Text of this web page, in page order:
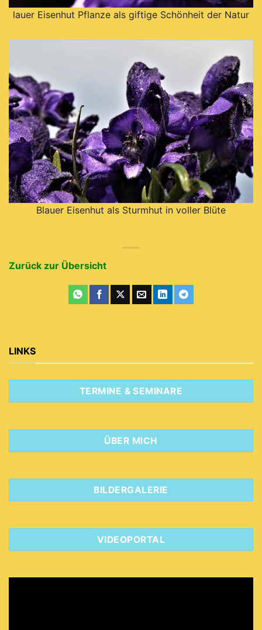
lauer Eisenhut Pflanze als giftige Schönheit der Natur
Blauer Eisenhut als Sturmhut in voller Blüte
Zurück zur Übersicht
LINKS
TERMINE & SEMINARE
ÜBER MICH
BILDERGALERIE
VIDEOPORTAL